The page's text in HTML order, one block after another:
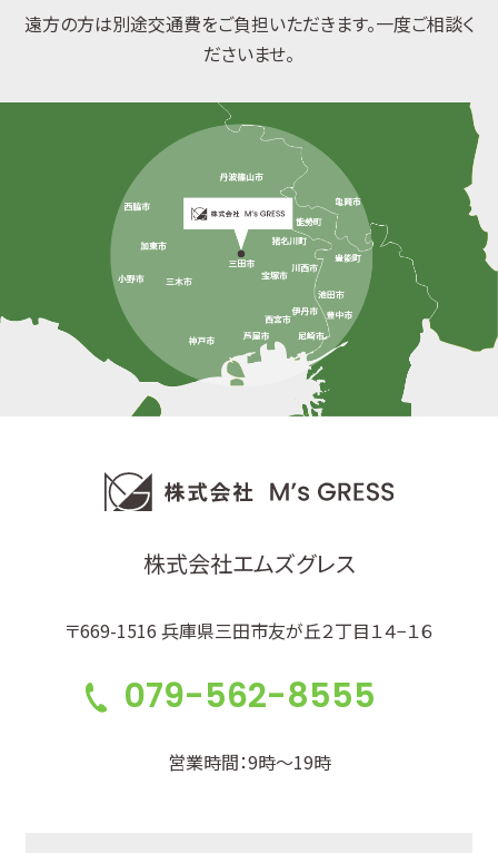
遠方の方は別途交通費をご負担いただきます。一度ご相談く
ださいませ。
株式会社エムズグレス
〒669-1516 兵庫県三田市友が丘２丁目１４−１６
079-562-8555
営業時間：9時～19時